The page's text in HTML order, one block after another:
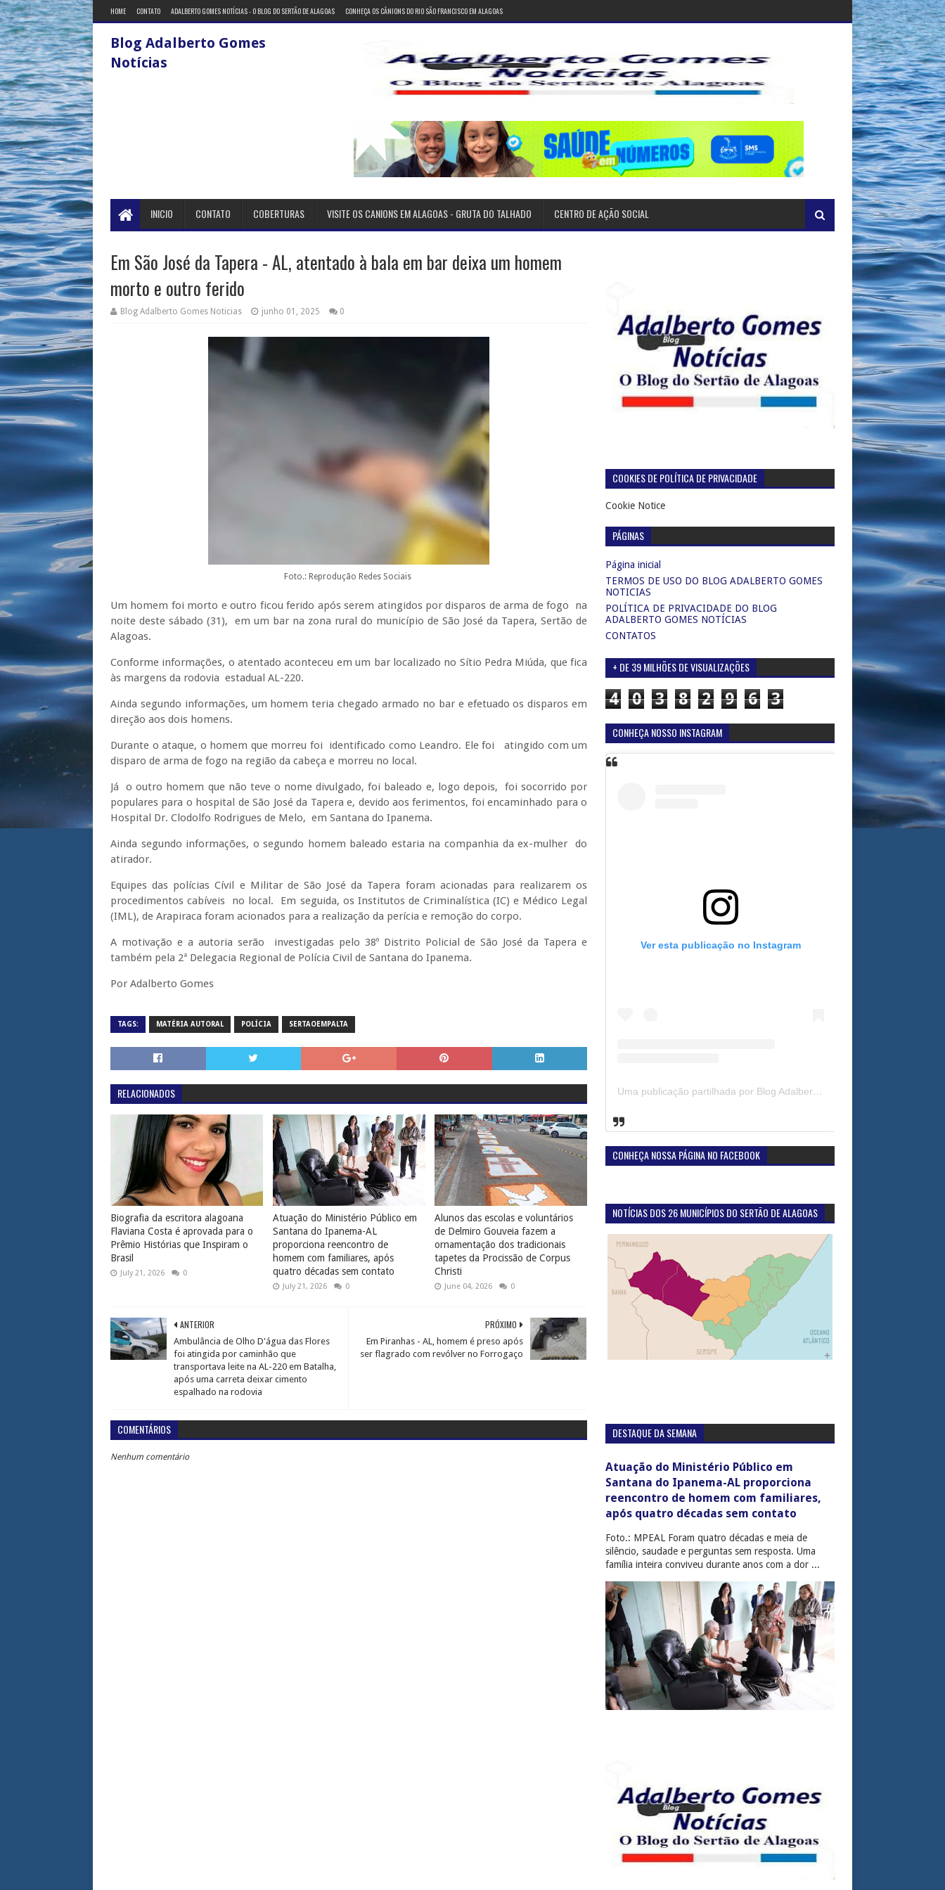
HOME CONTATO ADALBERTO GOMES NOTÍCIAS - O BLOG DO SERTÃO DE ALAGOAS CONHEÇA OS CÂNIONS DO RIO SÃO FRANCISCO EM ALAGOAS
Blog Adalberto Gomes
Notícias
INICIO CONTATO COBERTURAS VISITE OS CANIONS EM ALAGOAS - GRUTA DO TALHADO CENTRO DE AÇÃO SOCIAL
Em São José da Tapera - AL, atentado à bala em bar deixa um homem
morto e outro ferido
Blog Adalberto Gomes Noticias junho 01, 2025 0
Foto.: Reprodução Redes Sociais
Um homem foi morto e outro ficou ferido após serem atingidos por disparos de arma de fogo na
noite deste sábado (31), em um bar na zona rural do município de São José da Tapera, Sertão de
Alagoas.
Conforme informações, o atentado aconteceu em um bar localizado no Sítio Pedra Miúda, que fica
às margens da rodovia estadual AL-220.
Ainda segundo informações, um homem teria chegado armado no bar e efetuado os disparos em
direção aos dois homens.
Durante o ataque, o homem que morreu foi identificado como Leandro. Ele foi atingido com um
disparo de arma de fogo na região da cabeça e morreu no local.
Já o outro homem que não teve o nome divulgado, foi baleado e, logo depois, foi socorrido por
populares para o hospital de São José da Tapera e, devido aos ferimentos, foi encaminhado para o
Hospital Dr. Clodolfo Rodrigues de Melo, em Santana do Ipanema.
Ainda segundo informações, o segundo homem baleado estaria na companhia da ex-mulher do
atirador.
Equipes das polícias Cívil e Militar de São José da Tapera foram acionadas para realizarem os
procedimentos cabíveis no local. Em seguida, os Institutos de Criminalística (IC) e Médico Legal
(IML), de Arapiraca foram acionados para a realização da perícia e remoção do corpo.
A motivação e a autoria serão investigadas pelo 38º Distrito Policial de São José da Tapera e
também pela 2ª Delegacia Regional de Polícia Civil de Santana do Ipanema.
Por Adalberto Gomes
TAGS: MATÉRIA AUTORAL POLÍCIA SERTAOEMPALTA
RELACIONADOS
Biografia da escritora alagoana
Flaviana Costa é aprovada para o
Prêmio Histórias que Inspiram o
Brasil
July 21, 2026 0
Atuação do Ministério Público em
Santana do Ipanema-AL
proporciona reencontro de
homem com familiares, após
quatro décadas sem contato
July 21, 2026 0
Alunos das escolas e voluntários
de Delmiro Gouveia fazem a
ornamentação dos tradicionais
tapetes da Procissão de Corpus
Christi
June 04, 2026 0
PRÓXIMO
Em Piranhas - AL, homem é preso após
ser flagrado com revólver no Forrogaço
ANTERIOR
Ambulância de Olho D'água das Flores
foi atingida por caminhão que
transportava leite na AL-220 em Batalha,
após uma carreta deixar cimento
espalhado na rodovia
COMENTÁRIOS
Nenhum comentário
COOKIES DE POLÍTICA DE PRIVACIDADE
Cookie Notice
PÁGINAS
Página inicial
TERMOS DE USO DO BLOG ADALBERTO GOMES
NOTICIAS
POLÍTICA DE PRIVACIDADE DO BLOG
ADALBERTO GOMES NOTÍCIAS
CONTATOS
+ DE 39 MILHÕES DE VISUALIZAÇÕES
4 0 3 8 2 9 6 3
CONHEÇA NOSSO INSTAGRAM
Ver esta publicação no Instagram
Uma publicação partilhada por Blog Adalberto Gomes Noticias (@blogadalbertogomesnoticiass)
CONHEÇA NOSSA PÁGINA NO FACEBOOK
NOTÍCIAS DOS 26 MUNICÍPIOS DO SERTÃO DE ALAGOAS
DESTAQUE DA SEMANA
Atuação do Ministério Público em
Santana do Ipanema-AL proporciona
reencontro de homem com familiares,
após quatro décadas sem contato
Foto.: MPEAL Foram quatro décadas e meia de
silêncio, saudade e perguntas sem resposta. Uma
família inteira conviveu durante anos com a dor ...